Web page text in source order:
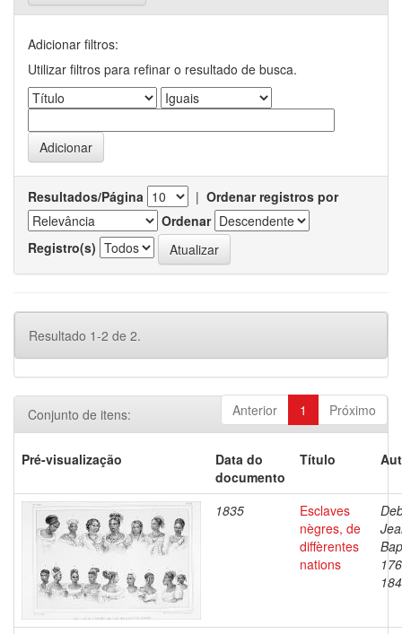
Adicionar filtros:
Utilizar filtros para refinar o resultado de busca.
Resultados/Página | Ordenar registros por
Ordenar
Registro(s)
Resultado 1-2 de 2.
Anterior 1 Próximo
Conjunto de itens:
Pré-visualização
Data do
documento
Título
1835
Esclaves
nègres, de
diffèrentes
nations